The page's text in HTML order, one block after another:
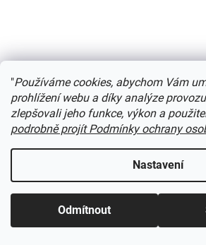
"Používáme cookies, abychom Vám
prohlížení webu a díky analýze
zlepšovali jeho funkce, výkon a
podrobně projít Podmínky ochrany
Nastavení
Odmítnout
Kniha o návěstidlech, přejezdech
Viessmann, německy /
v němčině,lze vrátit za 1/2 cenu